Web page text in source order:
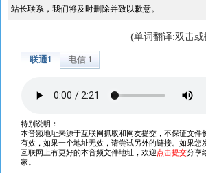
站长联系，我们将及时删除并致以歉意。
(单词翻译:双击或